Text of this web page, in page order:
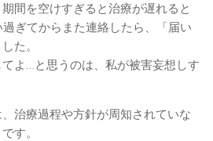
間を空けすぎると治療が遅れると
ぎてからまた連絡したら、「届い
た。
よ…と思うのは、私が被害妄想しす
治療過程や方針が周知されていな
す。